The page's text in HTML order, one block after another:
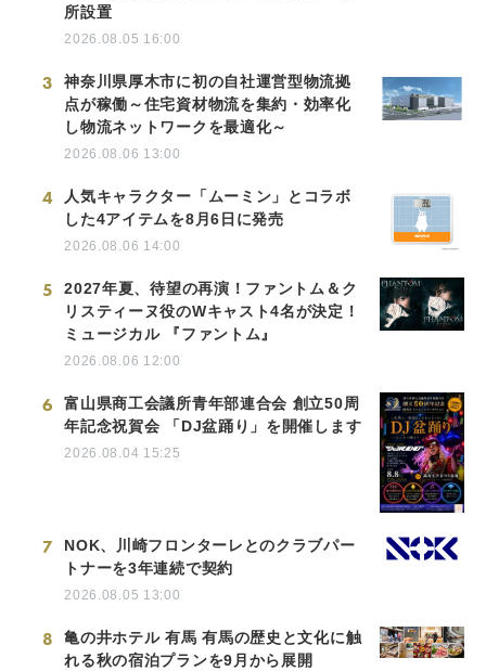
所設置
2026.08.05 16:00
3
神奈川県厚木市に初の自社運営型物流拠
点が稼働～住宅資材物流を集約・効率化
し物流ネットワークを最適化～
2026.08.06 13:00
4
人気キャラクター「ムーミン」とコラボ
した4アイテムを8月6日に発売
2026.08.06 14:00
5
2027年夏、待望の再演！ファントム＆ク
リスティーヌ役のWキャスト4名が決定！
ミュージカル 『ファントム』
2026.08.06 12:00
6
富山県商工会議所青年部連合会 創立50周
年記念祝賀会 「DJ盆踊り」を開催します
2026.08.04 15:25
7
NOK、川崎フロンターレとのクラブパー
トナーを3年連続で契約
2026.08.05 13:00
8
亀の井ホテル 有馬 有馬の歴史と文化に触
れる秋の宿泊プランを9月から展開